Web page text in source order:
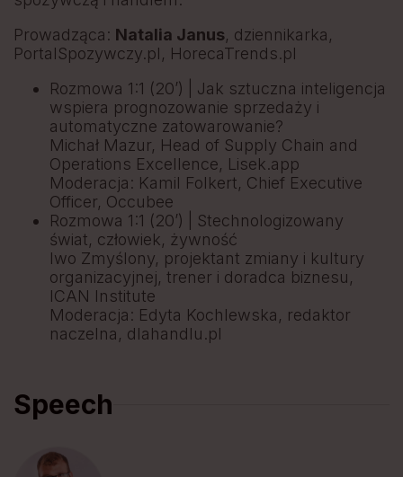
Prowadząca: Natalia Janus, dziennikarka,
PortalSpozywczy.pl, HorecaTrends.pl
Rozmowa 1:1 (20’) | Jak sztuczna inteligencja
wspiera prognozowanie sprzedaży i
automatyczne zatowarowanie?
Michał Mazur, Head of Supply Chain and
Operations Excellence, Lisek.app
Moderacja: Kamil Folkert, Chief Executive
Officer, Occubee
Rozmowa 1:1 (20’) | Stechnologizowany
świat, człowiek, żywność
Iwo Zmyślony, projektant zmiany i kultury
organizacyjnej, trener i doradca biznesu,
ICAN Institute
Moderacja: Edyta Kochlewska, redaktor
naczelna, dlahandlu.pl
Speech